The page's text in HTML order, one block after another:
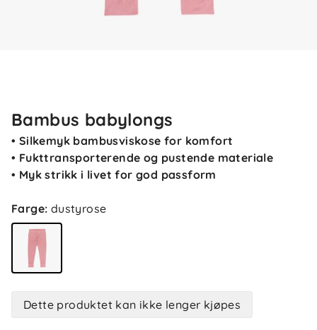
Bambus babylongs
• Silkemyk bambusviskose for komfort
• Fukttransporterende og pustende materiale
• Myk strikk i livet for god passform
Farge: dustyrose
Dette produktet kan ikke lenger kjøpes